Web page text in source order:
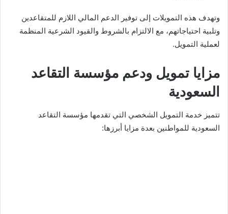
وتهدف هذه التمويلات إلى توفير الدعم المالي اللازم للمتقاعدين
وتلبية احتياجاتهم، مع الالتزام بالشروط والقيود الشرعية المنظمة
لعملية التمويل.
مزايا تمويل ودعم مؤسسة التقاعد
السعودية
تتميز خدمة التمويل الشخصي التي تقدمها مؤسسة التقاعد
السعودية للمواطنين بعدة مزايا أبرزها: